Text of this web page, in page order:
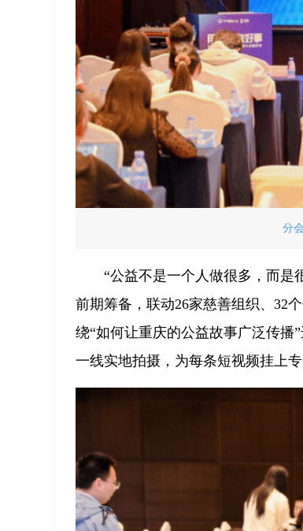
分
“公益不是一个人做很多，而是
前期筹备，联动26家慈善组织、32
绕“如何让重庆的公益故事广泛传播
一线实地拍摄，为每条短视频挂上专